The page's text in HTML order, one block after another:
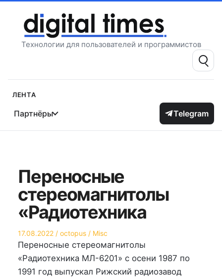
содержимому
Технологии для пользователей и программистов
Поиск:
Лента
Партнёры Telegram
Переносные
стереомагнитолы
«Радиотехника
Опубликовано
на
17.08.2022 Автор
octopus
Опубликовано
в
Misc
Переносные стереомагнитолы
«Радиотехника МЛ-6201» с осени 1987 по
1991 год выпускал Рижский радиозавод